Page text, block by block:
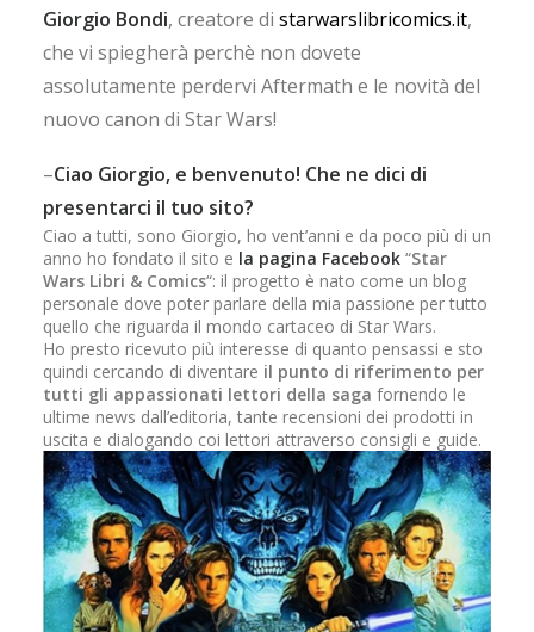
Giorgio Bondi, creatore di starwarslibricomics.it,
che vi spiegherà perchè non dovete
assolutamente perdervi Aftermath e le novità del
nuovo canon di Star Wars!
–Ciao Giorgio, e benvenuto! Che ne dici di
presentarci il tuo sito?
Ciao a tutti, sono Giorgio, ho vent’anni e da poco più di un
anno ho fondato il sito e la pagina Facebook “Star
Wars Libri & Comics“: il progetto è nato come un blog
personale dove poter parlare della mia passione per tutto
quello che riguarda il mondo cartaceo di Star Wars.
Ho presto ricevuto più interesse di quanto pensassi e sto
quindi cercando di diventare il punto di riferimento per
tutti gli appassionati lettori della saga fornendo le
ultime news dall’editoria, tante recensioni dei prodotti in
uscita e dialogando coi lettori attraverso consigli e guide.